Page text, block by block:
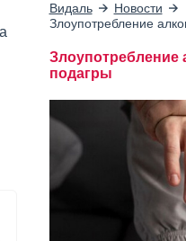
Видаль
Новости
Злоупотребление
подагры